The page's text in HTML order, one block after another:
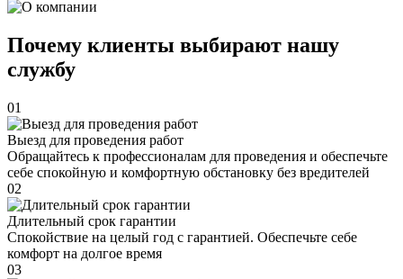
Почему клиенты выбирают нашу
службу
01
Выезд для проведения работ
Обращайтесь к профессионалам для проведения и обеспечьте
себе спокойную и комфортную обстановку без вредителей
02
Длительный срок гарантии
Спокойствие на целый год с гарантией. Обеспечьте себе
комфорт на долгое время
03